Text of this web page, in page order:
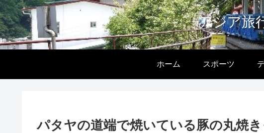
アジア旅
ホーム スポーツ
パタヤの道端で焼いている豚の丸焼